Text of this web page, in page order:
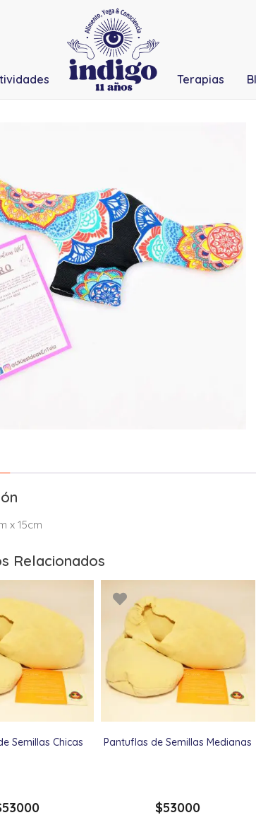
Terapias
x 15cm
Relacionados
Semillas Chicas
53000
Pantuflas de Semillas Medianas
$53000